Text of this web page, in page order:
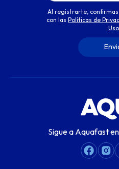
Al registrarte,
con las Políticas de
Uso
Sigue a Aquafast